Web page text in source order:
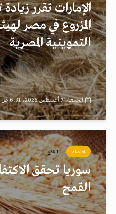
الإمارات تقرر
المزروع في مصر
التموينية المصرية
الجمعة، 7 أغسطس 2026، 6:31 ص
اقتصاد القمح
سوريا تحقق
القمح